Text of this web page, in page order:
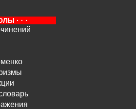
· · ·